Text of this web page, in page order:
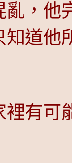
亂，他
知道他
裡有可